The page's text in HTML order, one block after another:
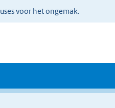
voor het ongemak.